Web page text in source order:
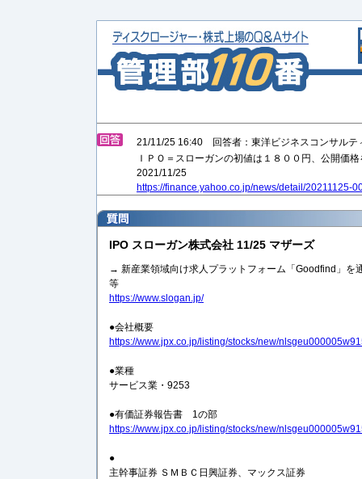
21/11/25 16:40 回答者：東洋ビジネスコンサルテ
ＩＰＯ＝スローガンの初値は１８００円、公開価
2021/11/25
https://finance.yahoo.co.jp/news/detail/20211125-
IPO スローガン株式会社 11/25 マザーズ
→ 新産業領域向け求人プラットフォーム「Goodfind」を
等
https://www.slogan.jp/
●会社概要
https://www.jpx.co.jp/listing/stocks/new/
●業種
サービス業・9253
●有価証券報告書 1の部
https://www.jpx.co.jp/listing/stocks/new/
●
主幹事証券 ＳＭＢＣ日興証券、マックス証券